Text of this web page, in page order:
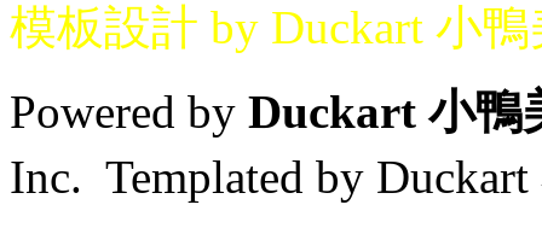
模板設計 by Duckart 小
Powered by Duckart 小鴨
Inc. Templated by